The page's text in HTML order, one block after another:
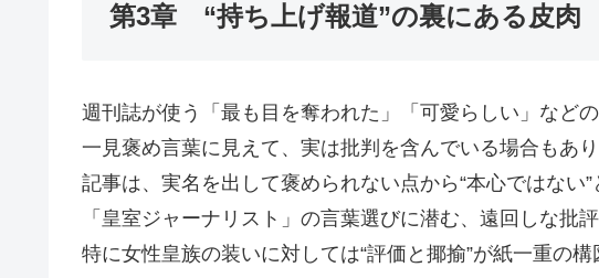
第3章 “持ち上げ報道”の裏にある皮肉
週刊誌が使う「最も目を奪われた」「可愛らしい」などの
一見褒め言葉に見えて、実は批判を含んでいる場合もあり
記事は、実名を出して褒められない点から“本心ではない”
「皇室ジャーナリスト」の言葉選びに潜む、遠回しな批評
特に女性皇族の装いに対しては“評価と揶揄”が紙一重の構